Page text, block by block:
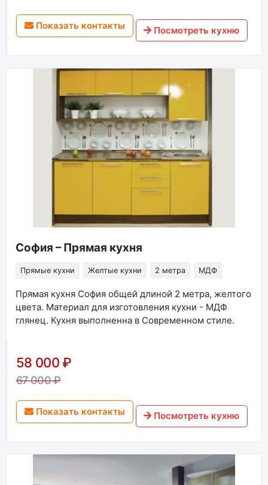
Показать контакты Посмотреть кухню
София – Прямая кухня
Прямые кухни Желтые кухни 2 метра МДФ
Прямая кухня София общей длиной 2 метра, желтого
цвета. Материал для изготовления кухни - МДФ
глянец. Кухня выполненна в Современном стиле.
58 000 ₽
67 000 ₽
Показать контакты Посмотреть кухню